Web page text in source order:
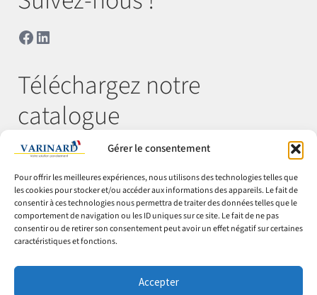
Gérer le consentement
Pour offrir les meilleures expériences, nous utilisons des technologies telles que
les cookies pour stocker et/ou accéder aux informations des appareils. Le fait de
consentir à ces technologies nous permettra de traiter des données telles que le
comportement de navigation ou les ID uniques sur ce site. Le fait de ne pas
consentir ou de retirer son consentement peut avoir un effet négatif sur certaines
caractéristiques et fonctions.
Accepter
Facebook
LinkedIn
Téléchargez notre
catalogue
© Varinard 2026